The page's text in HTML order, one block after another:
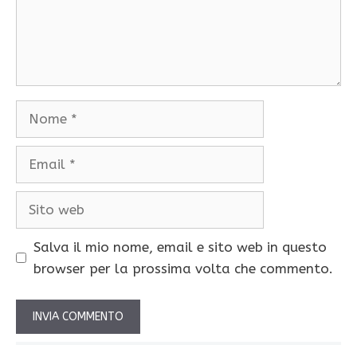
Salva il mio nome, email e sito web in questo
browser per la prossima volta che commento.